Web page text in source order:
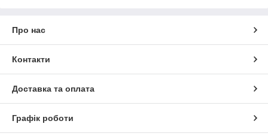
Про нас
Контакти
Доставка та оплата
Графік роботи